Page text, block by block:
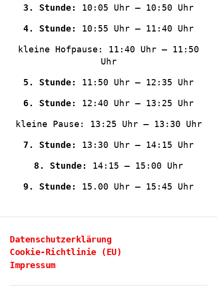
3. Stunde: 10:05 Uhr – 10:50 Uhr
4. Stunde: 10:55 Uhr – 11:40 Uhr
kleine Hofpause: 11:40 Uhr – 11:50
Uhr
5. Stunde: 11:50 Uhr – 12:35 Uhr
6. Stunde: 12:40 Uhr – 13:25 Uhr
kleine Pause: 13:25 Uhr – 13:30 Uhr
7. Stunde: 13:30 Uhr – 14:15 Uhr
8. Stunde: 14:15 – 15:00 Uhr
9. Stunde: 15.00 Uhr – 15:45 Uhr
Datenschutzerklärung
Cookie-Richtlinie (EU)
Impressum